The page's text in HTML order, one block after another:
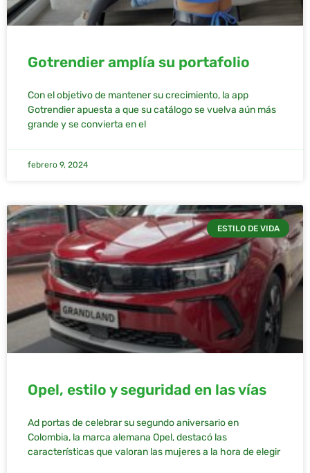
Gotrendier amplía su portafolio
Con el objetivo de mantener su crecimiento, la app
Gotrendier apuesta a que su catálogo se vuelva aún más
grande y se convierta en el
febrero 9, 2024
ESTILO DE VIDA
Opel, estilo y seguridad en las vías
Ad portas de celebrar su segundo aniversario en
Colombia, la marca alemana Opel, destacó las
características que valoran las mujeres a la hora de elegir